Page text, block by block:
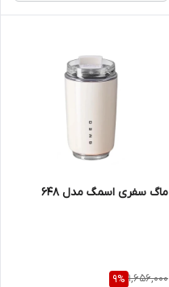
ماگ سفری اسمگ مدل 648
1,656,000
9%